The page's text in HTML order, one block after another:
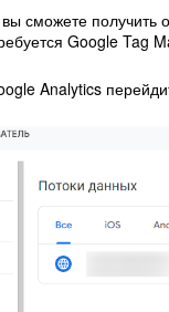
сможете
Google Tag
Analytics